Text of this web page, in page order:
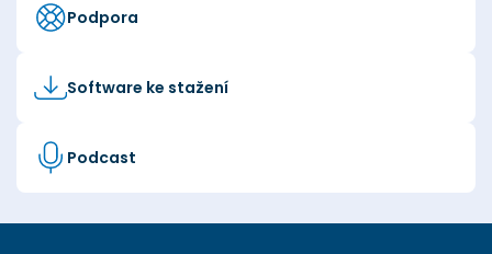
Podpora
Software ke stažení
Podcast